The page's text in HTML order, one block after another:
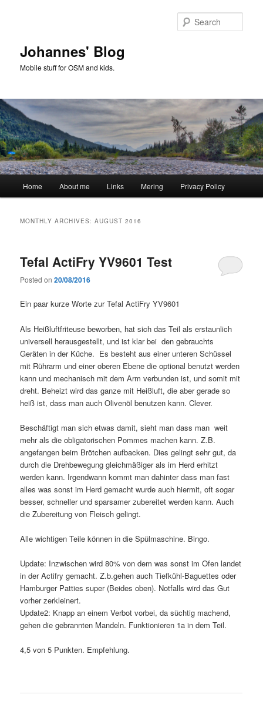
Johannes' Blog
Mobile stuff for OSM and kids.
Home About me Links Mering Privacy Policy
MONTHLY ARCHIVES:AUGUST 2016
Tefal ActiFry YV9601 Test
Posted on20/08/2016
Ein paar kurze Worte zur Tefal ActiFry YV9601
Als Heißluftfriteuse beworben, hat sich das Teil als erstaunlich
universell herausgestellt, und ist klar bei den gebrauchts
Geräten in der Küche. Es besteht aus einer unteren Schüssel
mit Rührarm und einer oberen Ebene die optional benutzt werden
kann und mechanisch mit dem Arm verbunden ist, und somit mit
dreht. Beheizt wird das ganze mit Heißluft, die aber gerade so
heiß ist, dass man auch Olivenöl benutzen kann. Clever.
Beschäftigt man sich etwas damit, sieht man dass man weit
mehr als die obligatorischen Pommes machen kann. Z.B.
angefangen beim Brötchen aufbacken. Dies gelingt sehr gut, da
durch die Drehbewegung gleichmäßiger als im Herd erhitzt
werden kann. Irgendwann kommt man dahinter dass man fast
alles was sonst im Herd gemacht wurde auch hiermit, oft sogar
besser, schneller und sparsamer zubereitet werden kann. Auch
die Zubereitung von Fleisch gelingt.
Alle wichtigen Teile können in die Spülmaschine. Bingo.
Update: Inzwischen wird 80% von dem was sonst im Ofen landet
in der Actifry gemacht. Z.b.gehen auch Tiefkühl-Baguettes oder
Hamburger Patties super (Beides oben). Notfalls wird das Gut
vorher zerkleinert.
Update2: Knapp an einem Verbot vorbei, da süchtig machend,
gehen die gebrannten Mandeln. Funktionieren 1a in dem Teil.
4,5 von 5 Punkten. Empfehlung.